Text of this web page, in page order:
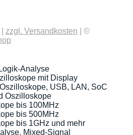
zzgl. Versandkosten | ©
Analyse
mit Display
USB, LAN, SoC
Oszilloskope
bis 100MHz
bis 500MHz
bis 1GHz und mehr
Mixed-Signal